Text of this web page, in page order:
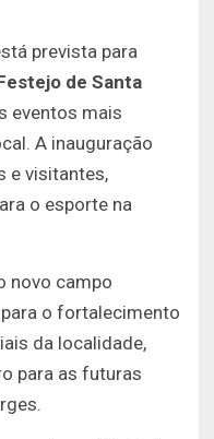
prevista para
de Santa
eventos mais
A inauguração
e visitantes,
o esporte na
novo campo
o fortalecimento
da localidade,
para as futuras